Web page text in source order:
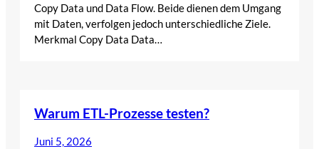
Copy Data und Data Flow. Beide dienen dem Umgang
mit Daten, verfolgen jedoch unterschiedliche Ziele.
Merkmal Copy Data Data…
Warum ETL-Prozesse testen?
Juni 5, 2026